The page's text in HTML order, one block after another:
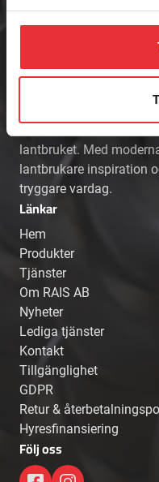
RAIS AB
lantbruket. Med
lantbrukare inspiration
tryggare vardag.
Länkar
Hem
Produkter
Tjänster
Om RAIS AB
Nyheter
Lediga tjänster
Kontakt
Tillgänglighet
GDPR
Retur &
Hyresfinansiering
Följ oss